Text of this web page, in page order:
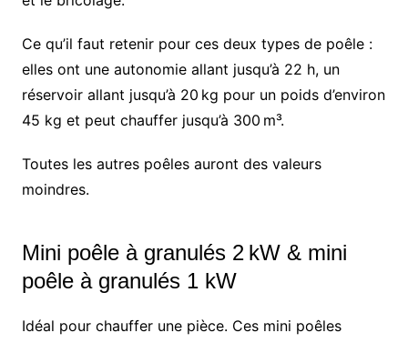
Ce qu’il faut retenir pour ces deux types de poêle :
elles ont une autonomie allant jusqu’à 22 h, un
réservoir allant jusqu’à 20 kg pour un poids d’environ
45 kg et peut chauffer jusqu’à 300 m³.
Toutes les autres poêles auront des valeurs
moindres.
Mini poêle à granulés 2 kW & mini
poêle à granulés 1 kW
Idéal pour chauffer une pièce. Ces mini poêles